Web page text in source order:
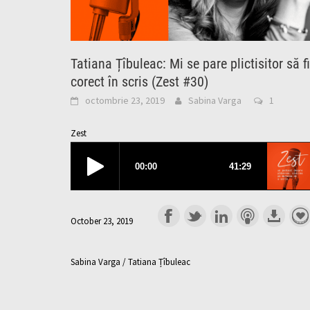
Tatiana Țîbuleac: Mi se pare plictisitor să
corect în scris (Zest #30)
octombrie 23, 2019 Sabina Varga 1
Zest
October 23, 2019
Sabina Varga / Tatiana Țîbuleac